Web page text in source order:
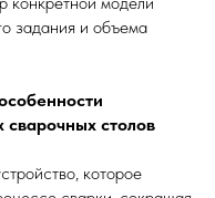
задания и объема
столов
которое